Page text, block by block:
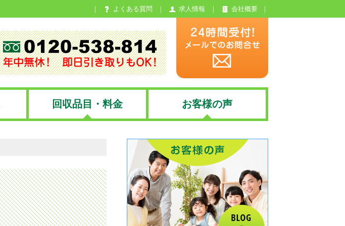
よくある質問 求人情報 会社概要
回収品目・料金 お客様の声